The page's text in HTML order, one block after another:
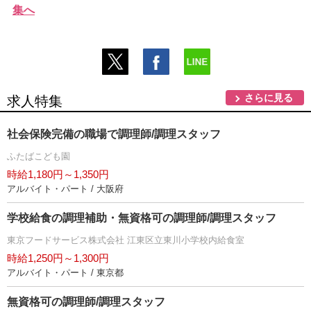
集へ
求人特集 さらに見る
社会保険完備の職場で調理師/調理スタッフ
ふたばこども園
時給1,180円～1,350円
アルバイト・パート / 大阪府
学校給食の調理補助・無資格可の調理師/調理スタッフ
東京フードサービス株式会社 江東区立東川小学校内給食室
時給1,250円～1,300円
アルバイト・パート / 東京都
無資格可の調理師/調理スタッフ